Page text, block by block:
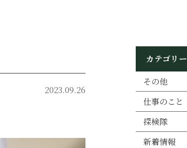
2023.09.26
カテゴリー
その他
仕事のこと
探検隊
新着情報